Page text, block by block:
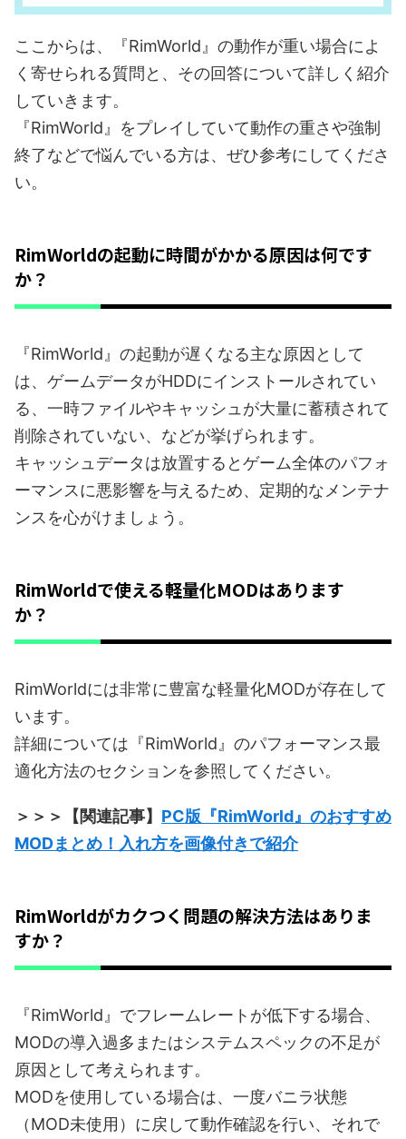
ここからは、『RimWorld』の動作が重い場合によ
く寄せられる質問と、その回答について詳しく紹介
していきます。
『RimWorld』をプレイしていて動作の重さや強制
終了などで悩んでいる方は、ぜひ参考にしてくださ
い。
RimWorldの起動に時間がかかる原因は何です
か？
『RimWorld』の起動が遅くなる主な原因として
は、ゲームデータがHDDにインストールされてい
る、一時ファイルやキャッシュが大量に蓄積されて
削除されていない、などが挙げられます。
キャッシュデータは放置するとゲーム全体のパフォ
ーマンスに悪影響を与えるため、定期的なメンテナ
ンスを心がけましょう。
RimWorldで使える軽量化MODはあります
か？
RimWorldには非常に豊富な軽量化MODが存在して
います。
詳細については『RimWorld』のパフォーマンス最
適化方法のセクションを参照してください。
＞＞＞【関連記事】 PC版『RimWorld』のおすすめ
MODまとめ！入れ方を画像付きで紹介
RimWorldがカクつく問題の解決方法はありま
すか？
『RimWorld』でフレームレートが低下する場合、
MODの導入過多またはシステムスペックの不足が
原因として考えられます。
MODを使用している場合は、一度バニラ状態
（MOD未使用）に戻して動作確認を行い、それで